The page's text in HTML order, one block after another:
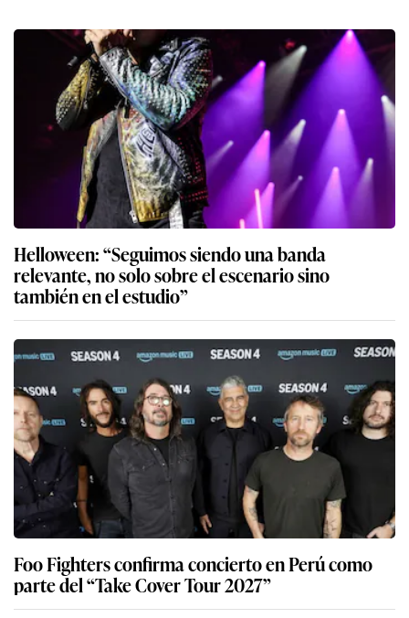
Helloween: “Seguimos siendo una banda
relevante, no solo sobre el escenario sino
también en el estudio”
Foo Fighters confirma concierto en Perú como
parte del “Take Cover Tour 2027”